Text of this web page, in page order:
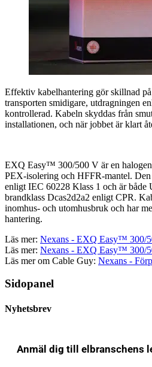
Effektiv kabelhantering gör skillnad
transporten smidigare, utdragningen
kontrollerad. Kabeln skyddas från
installationen, och när jobbet är klart
EXQ Easy™ 300/500 V är en
PEX-isolering och HFFR-mantel.
enligt IEC 60228 Klass 1 och är både
brandklass Dcas2d2a2 enligt CPR.
inomhus- och utomhusbruk och har
hantering.
Läs mer: Nexans - EXQ Easy™ 300/
Läs mer: Nexans - EXQ Easy™ 300/
Läs mer om Cable Guy: Nexans -
Sidopanel
Nyhetsbrev
Anmäl dig till elbranschens